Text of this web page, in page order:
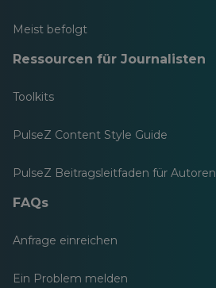
Meist befolgt
Ressourcen für Journalisten
Toolkits
PulseZ Content Style Guide
PulseZ Beitragsleitfaden für Autoren
FAQs
Anfrage einreichen
Ein Problem melden